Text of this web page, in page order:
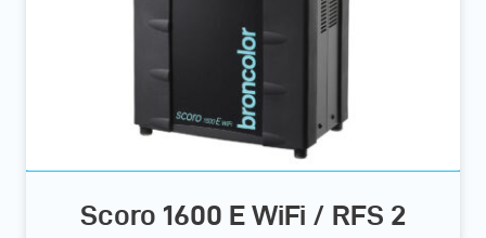
Scoro 1600 E WiFi / RFS 2